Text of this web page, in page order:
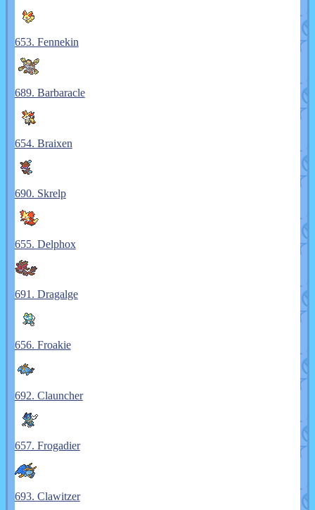
653. Fennekin
689. Barbaracle
654. Braixen
690. Skrelp
655. Delphox
691. Dragalge
656. Froakie
692. Clauncher
657. Frogadier
693. Clawitzer